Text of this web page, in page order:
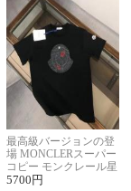
最高級バージョンの登
場 MONCLERスーパー
コピー モンクレール星
座半袖Tシャツ
5700 円